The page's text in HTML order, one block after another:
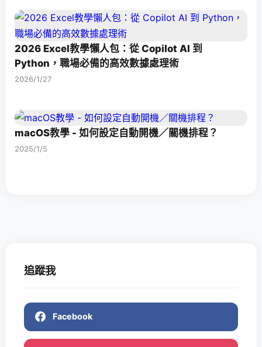
2026 Excel教學懶人包：從 Copilot AI 到
Python，職場必備的高效數據處理術
2026/1/27
macOS教學 - 如何設定自動開機／關機排程？
2025/1/5
追蹤我
Facebook